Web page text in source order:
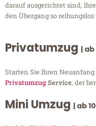
darauf ausgerichtet sind,
den Übergang so
Privatumzug |
Starten Sie Ihren
PrivatumzugService, der
Mini Umzug | ab